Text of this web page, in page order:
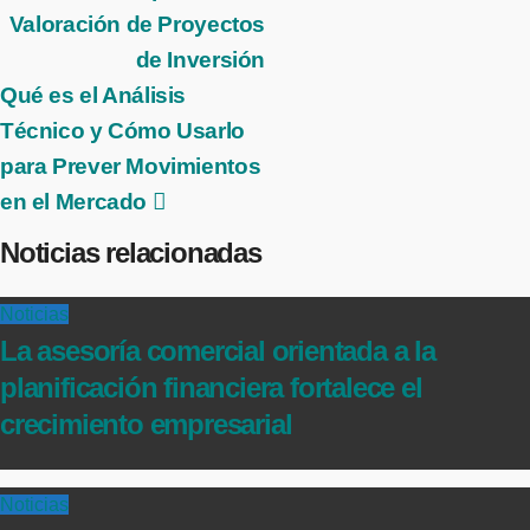
de
entradas
Valoración de Proyectos
de Inversión
Qué es el Análisis
Técnico y Cómo Usarlo
para Prever Movimientos
en el Mercado
Noticias relacionadas
Noticias
La asesoría comercial orientada a la
planificación financiera fortalece el
crecimiento empresarial
Noticias